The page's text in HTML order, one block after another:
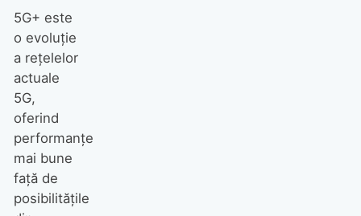
5G+ este
o evoluție
a rețelelor
actuale
5G,
oferind
performanțe
mai bune
față de
posibilitățile